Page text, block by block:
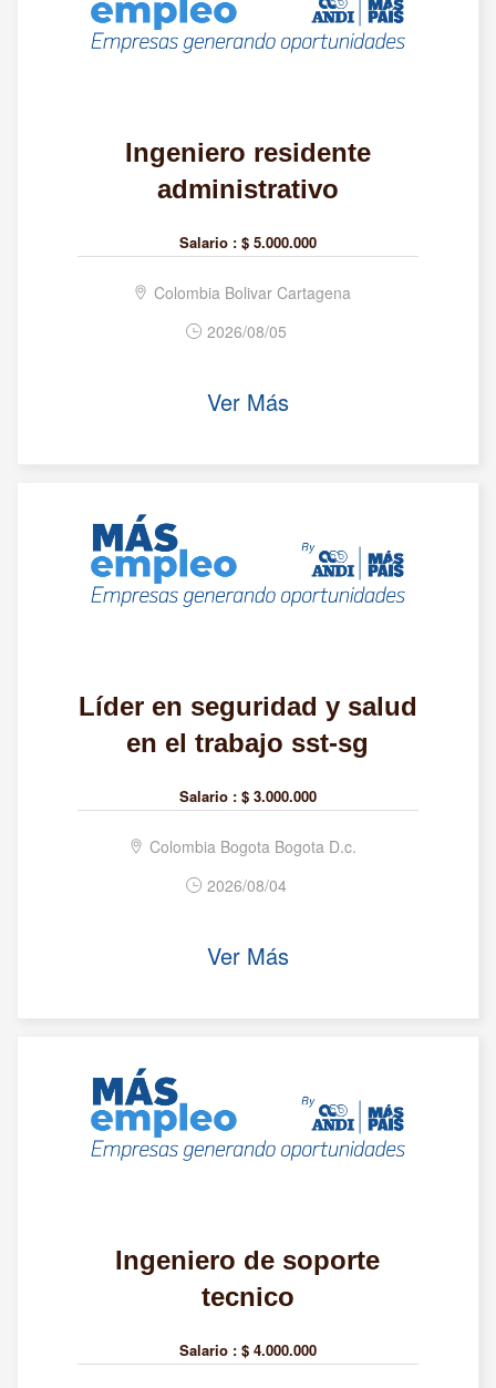
Ingeniero residente
administrativo
Salario : $ 5.000.000
Colombia Bolivar Cartagena
2026/08/05
Ver Más
Líder en seguridad y salud
en el trabajo sst-sg
Salario : $ 3.000.000
Colombia Bogota Bogota D.c.
2026/08/04
Ver Más
Ingeniero de soporte
tecnico
Salario : $ 4.000.000